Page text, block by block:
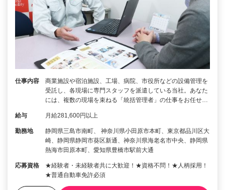
仕事内容
商業施設や宿泊施設、工場、病院、市役所などの設備管理を
受託し、各現場に専門スタッフを派遣している当社。あなた
には、複数の現場を束ねる「統括管理者」の仕事をお任せ…
給与 月給281,600円以上
勤務地
静岡県三島市南町、 神奈川県小田原市本町、東京都品川区大
崎、静岡県静岡市葵区新通、神奈川県海老名市中央、静岡県
熱海市田原本町、愛知県豊橋市駅前大通
応募資格
★経験者・未経験者共に大歓迎！★資格不問！★人柄採用！
★普通自動車免許必須